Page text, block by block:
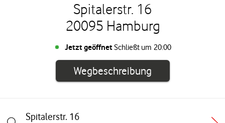
Spitalerstr. 16
20095 Hamburg
Jetzt geöffnetSchließt um 20:00
WegbeschreibungLink öffnet in
Spitalerstr. 16